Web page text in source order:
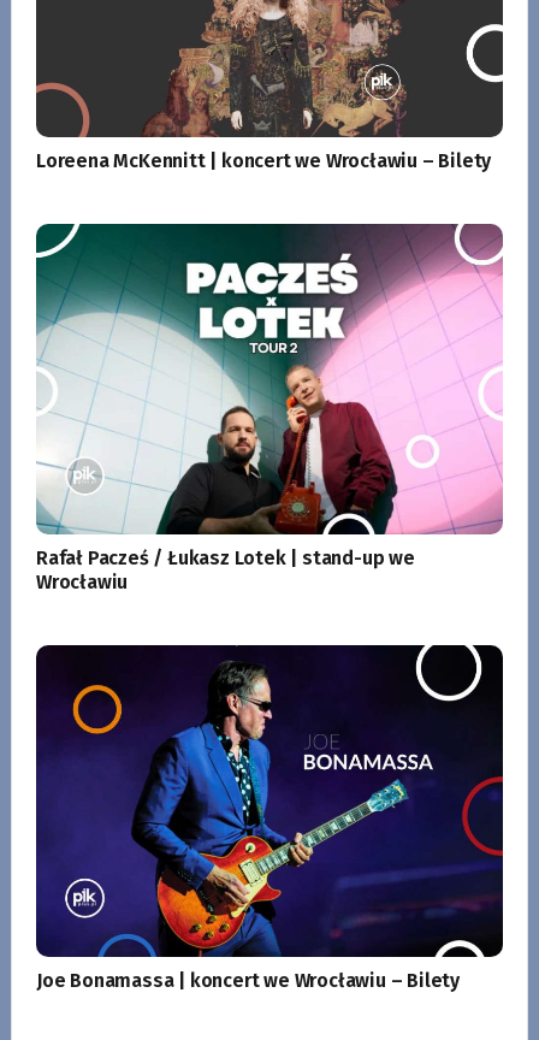
Loreena McKennitt | koncert we Wrocławiu – Bilety
Rafał Pacześ / Łukasz Lotek | stand-up we
Wrocławiu
Joe Bonamassa | koncert we Wrocławiu – Bilety